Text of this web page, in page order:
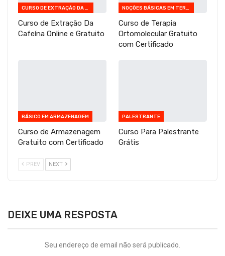
CURSO DE EXTRAÇÃO DA CAFEÍNA ONLINE E GRATUITO
Curso de Extração Da
Cafeína Online e Gratuito
NOÇÕES BÁSICAS EM TERAPIA ORTOMOLECULAR
Curso de Terapia
Ortomolecular Gratuito
com Certificado
BÁSICO EM ARMAZENAGEM
Curso de Armazenagem
Gratuito com Certificado
PALESTRANTE
Curso Para Palestrante
Grátis
PREV NEXT
DEIXE UMA RESPOSTA
Seu endereço de email não será publicado.